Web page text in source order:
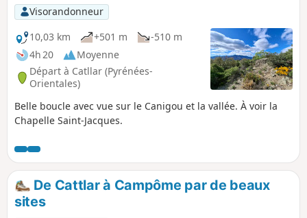
Visorandonneur
10,03 km
+501 m
-510 m
4h 20
Moyenne
Départ à Catllar (Pyrénées-
Orientales)
Belle boucle avec vue sur le Canigou et la vallée. À voir la
Chapelle Saint-Jacques.
De Cattlar à Campôme par de beaux
sites